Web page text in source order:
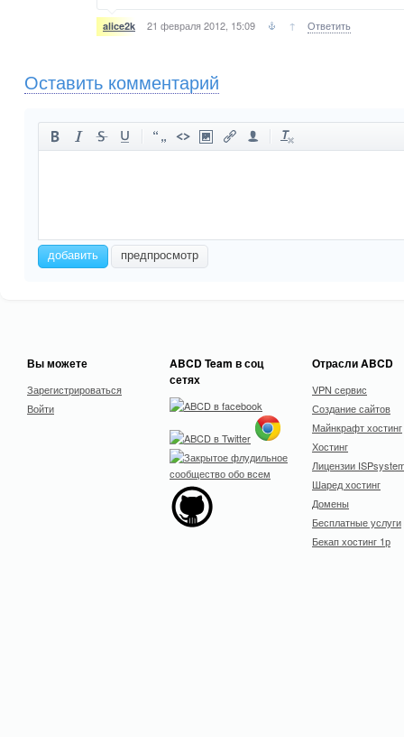
alice2k 21 февраля 2012, 15:09 ↑ Ответить
Оставить комментарий
-
-
-
-
добавить предпросмотр
Вы можете
Зарегистрироваться
Войти
ABCD Team в соц
сетях
Отрасли ABCD
VPN сервис
Создание сайтов
Майнкрафт хостинг
Хостинг
Лицензии
Шаред хостинг
Домены
Бесплатные услуги
Бекап хостинг 1р